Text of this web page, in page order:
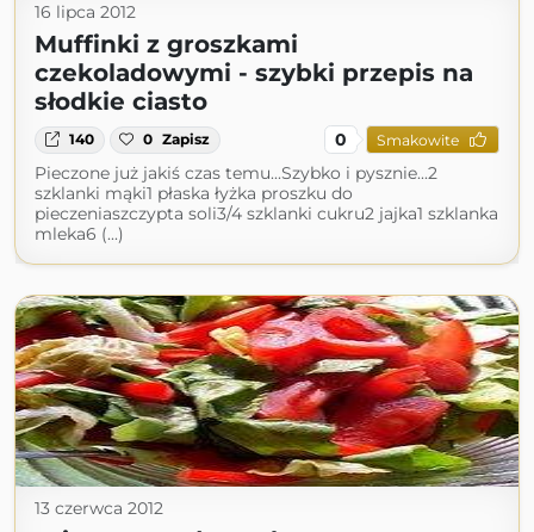
16 lipca 2012
Muffinki z groszkami
czekoladowymi - szybki przepis na
słodkie ciasto
140 0 Zapisz 0 Smakowite
Pieczone już jakiś czas temu...Szybko i pysznie...2
szklanki mąki1 płaska łyżka proszku do
pieczeniaszczypta soli3/4 szklanki cukru2 jajka1 szklanka
mleka6 (...)
13 czerwca 2012